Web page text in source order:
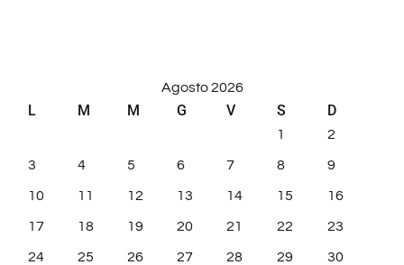
Agosto 2026
L M M G V S D
1 2
3 4 5 6 7 8 9
10 11 12 13 14 15 16
17 18 19 20 21 22 23
24 25 26 27 28 29 30